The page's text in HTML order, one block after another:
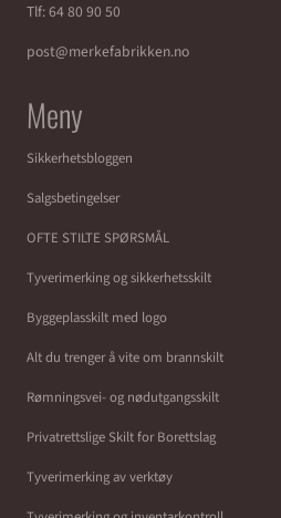
Tlf:64 80 90 50
post@merkefabrikken.no
Meny
Sikkerhetsbloggen
Salgsbetingelser
OFTE STILTE SPØRSMÅL
Tyverimerking og sikkerhetsskilt
Byggeplasskilt med logo
Alt du trenger å vite om brannskilt
Rømningsvei- og nødutgangsskilt
Privatrettslige Skilt for Borettslag
Tyverimerking av verktøy